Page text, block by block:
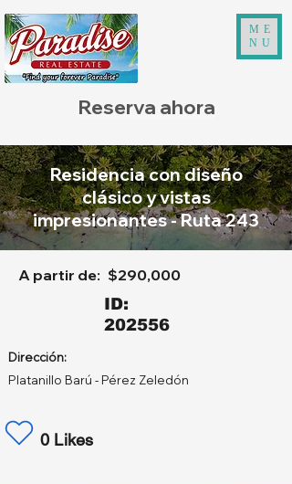
ME
NU
Reserva ahora
Residencia con diseño
clásico y vistas
impresionantes - Ruta 243
A partir de: $290,000
ID:
202556
Dirección:
Platanillo Barú - Pérez Zeledón
0 Likes